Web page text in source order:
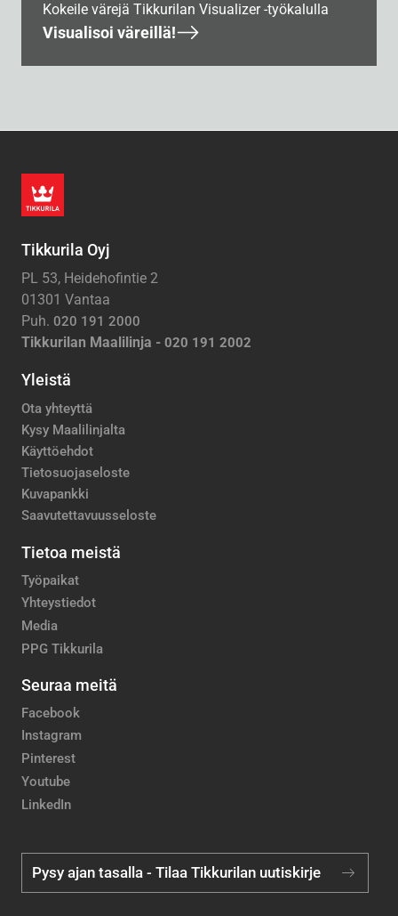
Kokeile värejä Tikkurilan Visualizer -työkalulla
Visualisoi väreillä!
Tikkurila Oyj
PL 53, Heidehofintie 2
01301 Vantaa
Puh. 020 191 2000
Tikkurilan Maalilinja - 020 191 2002
Yleistä
Ota yhteyttä
Kysy Maalilinjalta
Käyttöehdot
Tietosuojaseloste
Kuvapankki
Saavutettavuusseloste
Tietoa meistä
Työpaikat
Yhteystiedot
Media
PPG Tikkurila
Seuraa meitä
Facebook
Instagram
Pinterest
Youtube
LinkedIn
Pysy ajan tasalla - Tilaa Tikkurilan uutiskirje